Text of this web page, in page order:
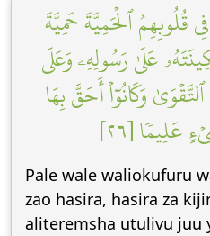
ٱلۡحَمِيَّةَ حَمِيَّةَ
عَلَىٰ رَسُولِهِۦ وَعَلَى
وَكَانُوٓاْ أَحَقَّ بِهَا
عَلِيمٗا [٢٦]
Pale wale waliokufuru
zao hasira, hasira za
aliteremsha utulivu juu